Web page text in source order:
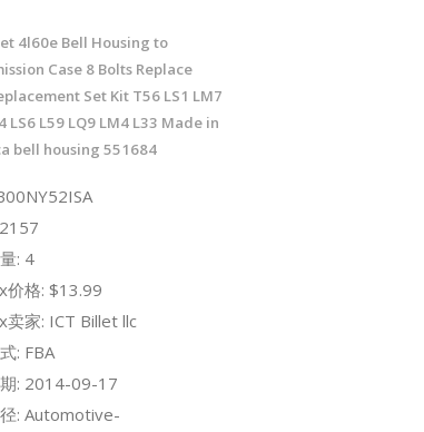
4l60e Bell Housing to
Case 8 Bolts Replace
Set Kit T56 LS1 LM7
LS6 L59 LQ9 LM4 L33 Made in
bell housing 551684
: 4
价格: $13.99
卖家: ICT Billet llc
: FBA
期: 2014-09-17
: Automotive-